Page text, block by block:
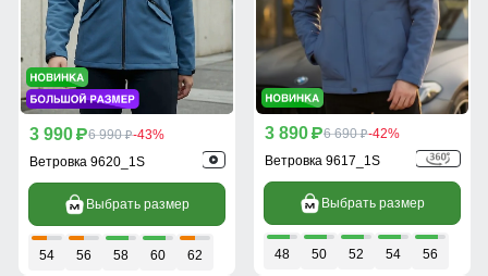
3 990 p6 990 p-43%
Ветровка 9620_1S
Выбрать размер
54 56 58 60 62
3 890 p6 690 p-42%
Ветровка 9617_1S
Выбрать размер
48 50 52 54 56